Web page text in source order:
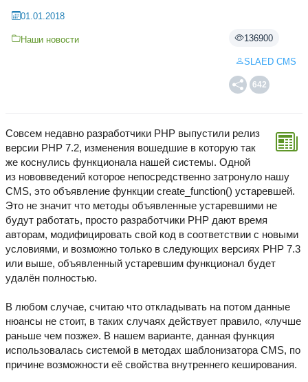
136900
SLAED CMS
642
01.01.2018
Наши новости
Совсем недавно разработчики PHP выпустили релиз
версии PHP 7.2, изменения вошедшие в которую так
же коснулись функционала нашей системы. Одной
из нововведений которое непосредственно затронуло нашу
CMS, это объявление функции create_function() устаревшей.
Это не значит что методы объявленные устаревшими не
будут работать, просто разработчики PHP дают время
авторам, модифицировать свой код в соответствии с новыми
условиями, и возможно только в следующих версиях PHP 7.3
или выше, объявленный устаревшим функционал будет
удалён полностью.
В любом случае, считаю что откладывать на потом данные
нюансы не стоит, в таких случаях действует правило, «лучше
раньше чем позже». В нашем варианте, данная функция
использовалась системой в методах шаблонизатора CMS, по
причине возможности её свойства внутреннего кеширования.